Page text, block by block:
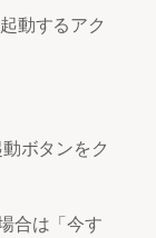
動するアク
ボタンをク
合は「今す